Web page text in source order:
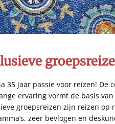
35 jaar passie voor reizen! De
ervaring vormt de basis
groepsreizen zijn reizen
zeer bevlogen en